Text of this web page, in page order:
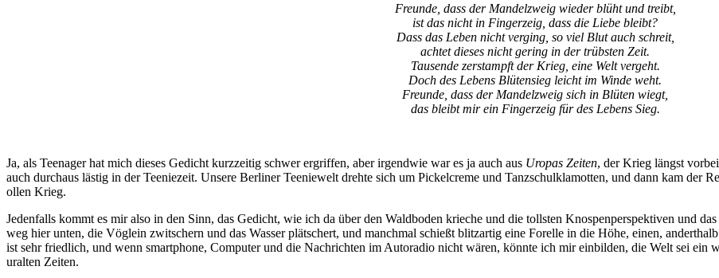
Freunde, dass der Mandelzweig wieder blüht und treibt,
ist das nicht in Fingerzeig, dass die Liebe bleibt?
Dass das Leben nicht verging, so viel Blut auch schreit,
achtet dieses nicht gering in der trübsten Zeit.
Tausende zerstampft der Krieg, eine Welt vergeht.
Doch des Lebens Blütensieg leicht im Winde weht.
Freunde, dass der Mandelzweig sich in Blüten wiegt,
das bleibt mir ein Fingerzeig für des Lebens Sieg.
Ja, als Teenager hat mich dieses Gedicht kurzzeitig schwer ergriffen, aber irgendwie war es ja auch aus Uropas Zeiten, der Krieg längst
auch durchaus lästig in der Teeniezeit. Unsere Berliner Teeniewelt drehte sich um Pickelcreme und Tanzschulklamotten, und dann kam der
ollen Krieg.
Jedenfalls kommt es mir also in den Sinn, das Gedicht, wie ich da über den Waldboden krieche und die tollsten Knospenperspektiven und das
weg hier unten, die Vöglein zwitschern und das Wasser plätschert, und manchmal schießt blitzartig eine Forelle in die Höhe, einen,
ist sehr friedlich, und wenn smartphone, Computer und die Nachrichten im Autoradio nicht wären, könnte ich mir einbilden, die Welt sei ein
uralten Zeiten.